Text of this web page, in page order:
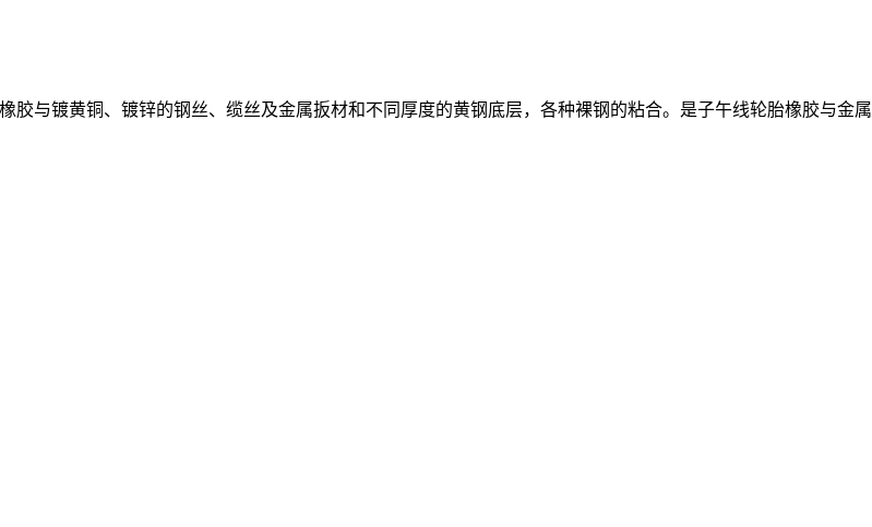
胶与镀黄铜、镀锌的钢丝、缆丝及金属扳材和不同厚度的黄钢底层，各种裸钢的粘合。是子午线轮胎橡胶与金